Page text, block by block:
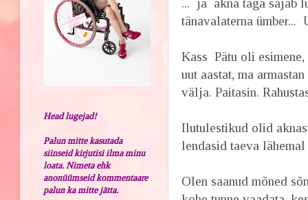
... ja akna taga sajab
tänavalaterna ümber...
Kass Pätu oli
uut aastat, ma
välja. Paitasin.
Ilutulestikud olid
lendasid taeva
Olen saanud mõned
Head lugejad!
Palun mitte kasutada
siinseid kirjutisi ilma minu
loata. Nimeta ehk
anonüümseid kommentaare
palun ka mitte jätta.